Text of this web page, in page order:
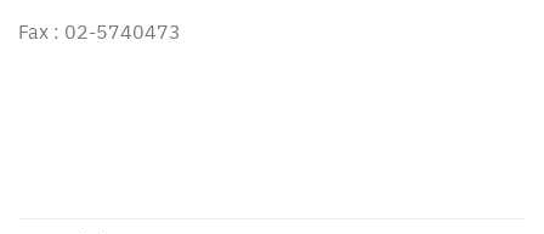
Fax : 02-5740473